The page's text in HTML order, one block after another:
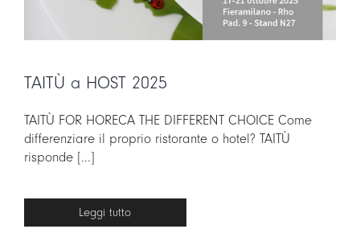
TAITÙ a HOST 2025
TAITÙ FOR HORECA THE DIFFERENT CHOICE Come
differenziare il proprio ristorante o hotel? TAITÙ
risponde [...]
Leggi tutto